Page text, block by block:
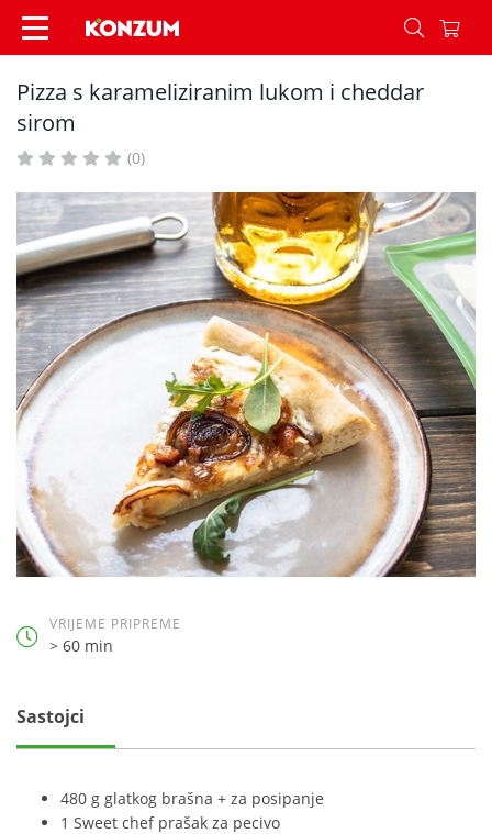
Pizza s karameliziranim lukom i cheddar sirom -
Pizza s karameliziranim lukom i cheddar
sirom
(0)
VRIJEME PRIPREME
> 60 min
Sastojci
480 g glatkog brašna + za posipanje
1 Sweet chef prašak za pecivo